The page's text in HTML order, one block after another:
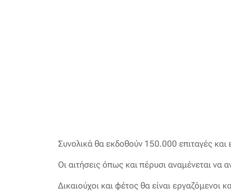
Συνολικά θα εκδοθούν 150.000 επιταγές και
Οι αιτήσεις όπως και πέρυσι αναμένεται
Δικαιούχοι και φέτος θα είναι εργαζόμενοι